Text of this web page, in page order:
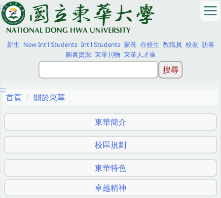
跳
到
主
要
內
:::
新生 New Int'l Students Int'l Students 家長 在校生 教職員 校友 訪客
圖書資源 東華刊物 東華人才庫
:::
首頁 關於東華
東華簡介
校區規劃
東華特色
卓越精神